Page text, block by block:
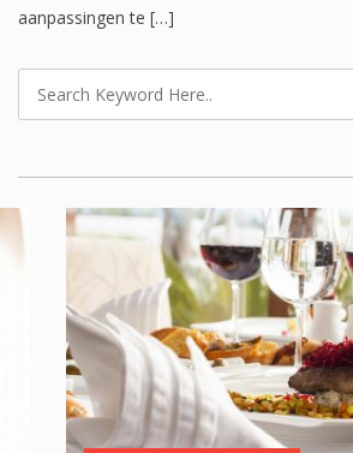
aanpassingen te […]